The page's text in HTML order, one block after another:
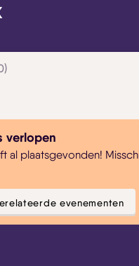
verlopen
al plaatsgevonden!
evenementen